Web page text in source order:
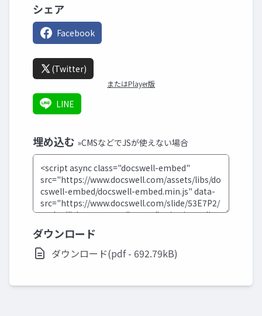
シェア
Facebook
(Twitter)
またはPlayer版
LINE
埋め込む »CMSなどでJSが使えない場合
ダウンロード
ダウンロード(pdf - 692.79kB)